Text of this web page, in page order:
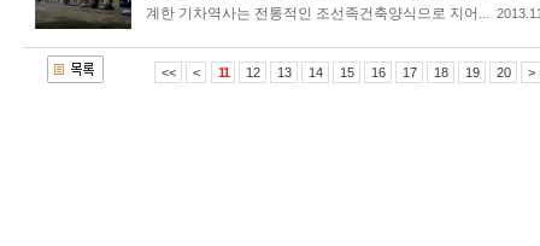
계한 기차역사는 전통적인 조선족건축양식으로 지어...
<< < 11 12 13 14 15 16 17 18 19 20 >